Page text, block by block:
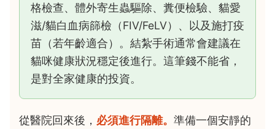
格檢查、體外寄生蟲驅除、糞便檢驗、貓愛
滋/貓白血病篩檢（FIV/FeLV）、以及施打疫
苗（若年齡適合）。結紮手術通常會建議在
貓咪健康狀況穩定後進行。這筆錢不能省，
是對全家健康的投資。
從醫院回來後， 必須進行隔離。 準備一個安靜的